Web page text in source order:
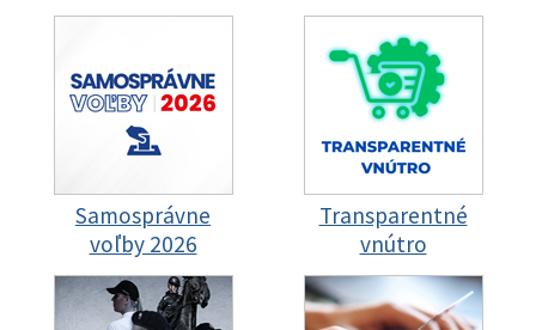
Samosprávne
voľby 2026
Transparentné
vnútro